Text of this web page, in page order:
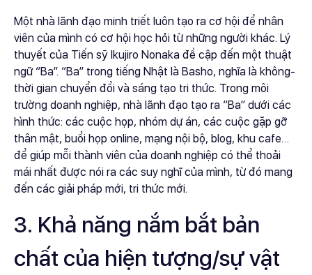
Một nhà lãnh đạo minh triết luôn tạo ra cơ hội để nhân
viên của mình có cơ hội học hỏi từ những người khác. Lý
thuyết của Tiến sỹ Ikujiro Nonaka đề cập đến một thuật
ngữ “Ba”. “Ba” trong tiếng Nhật là Basho, nghĩa là không-
thời gian chuyển đổi và sáng tạo tri thức. Trong môi
trường doanh nghiệp, nhà lãnh đạo tạo ra “Ba” dưới các
hình thức: các cuộc họp, nhóm dự án, các cuộc gặp gỡ
thân mật, buổi họp online, mạng nội bộ, blog, khu cafe…
để giúp mỗi thành viên của doanh nghiệp có thể thoải
mái nhất được nói ra các suy nghĩ của mình, từ đó mang
đến các giải pháp mới, tri thức mới.
3. Khả năng nắm bắt bản
chất của hiện tượng/sự vật